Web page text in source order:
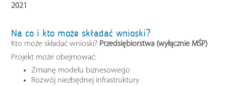
2021
Na co i kto może składać wnioski?
Kto może składać wnioski? Przedsiębiorstwa (wyłącznie MŚP)
Projekt może obejmować:
Zmianę modelu biznesowego
Rozwój niezbędnej infrastruktury